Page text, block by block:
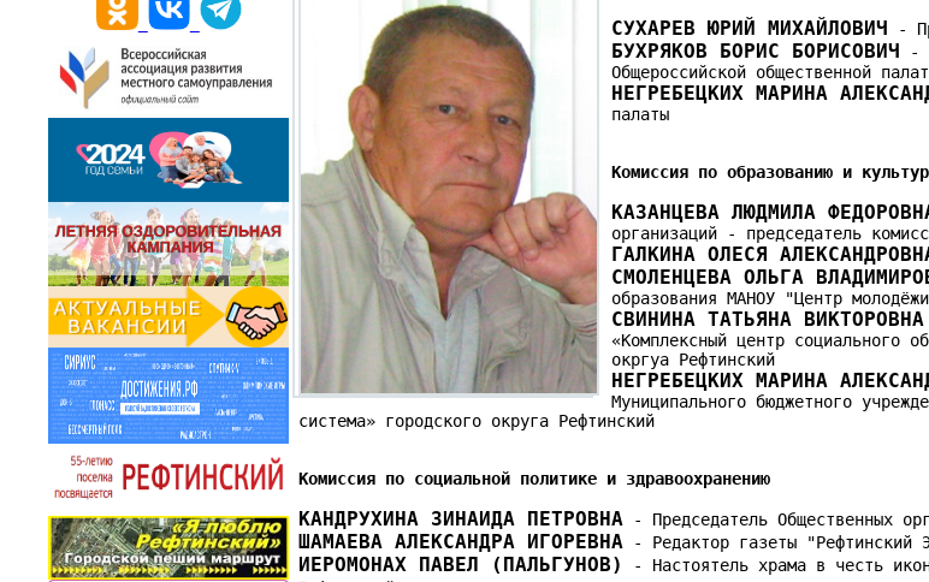
СУХАРЕВ ЮРИЙ МИХАЙЛОВИЧ -
БУХРЯКОВ БОРИС БОРИСОВИЧ
-
Общероссийской общественной
НЕГРЕБЕЦКИХ МАРИНА
палаты
Комиссия по образованию и
КАЗАНЦЕВА ЛЮДМИЛА
организаций - председатель
ГАЛКИНА ОЛЕСЯ
СМОЛЕНЦЕВА ОЛЬГА
образования МАНОУ "Центр
СВИНИНА ТАТЬЯНА ВИКТОРОВНА
«Комплексный центр социального
окргуа Рефтинский
НЕГРЕБЕЦКИХ МАРИНА
Муниципального бюджетного
система» городского округа Рефтинский
Комиссия по социальной политике и здравоохранению
КАНДРУХИНА ЗИНАИДА ПЕТРОВНА - Председатель Общественных
ШАМАЕВА АЛЕКСАНДРА ИГОРЕВНА - Редактор газеты "Рефтинский
ИЕРОМОНАХ ПАВЕЛ (ПАЛЬГУНОВ)
- Настоятель храма в честь